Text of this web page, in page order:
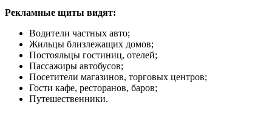
Рекламные щиты видят:
Водители частных авто;
Жильцы близлежащих домов;
Постояльцы гостиниц, отелей;
Пассажиры автобусов;
Посетители магазинов, торговых центров;
Гости кафе, ресторанов, баров;
Путешественники.